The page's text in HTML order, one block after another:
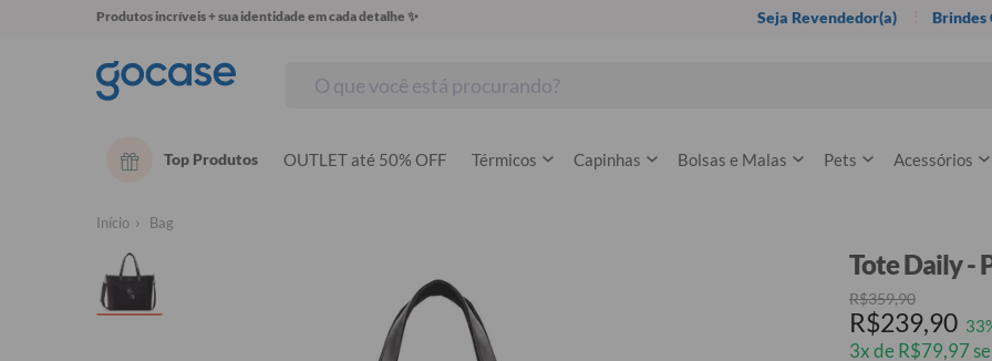
Produtos incríveis + sua identidade em cada detalhe ✨ Seja Revendedor(a)
Top Produtos OUTLET até 50% OFF Térmicos Capinhas Bolsas e Malas Pets Acessórios
Início Bag
Tote Daily -
R$359,90
R$239,90
3x de R$79,97